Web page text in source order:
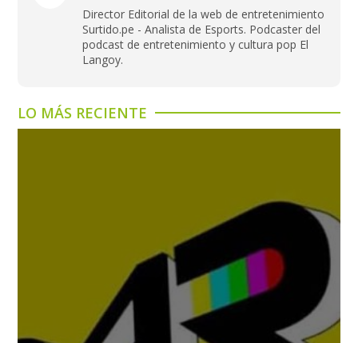
Director Editorial de la web de entretenimiento
Surtido.pe - Analista de Esports. Podcaster del
podcast de entretenimiento y cultura pop El
Langoy.
LO MÁS RECIENTE